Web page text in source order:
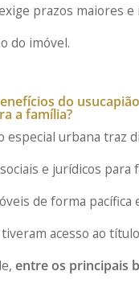
prazos maiores e
do imóvel.
do
a família?
especial urbana traz
e jurídicos para
de forma pacífica
acesso ao
entre os principais